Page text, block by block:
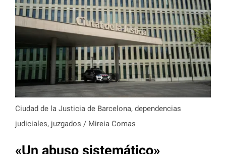
Ciudad de la Justicia de Barcelona, dependencias
judiciales, juzgados / Mireia Comas
«Un abuso sistemático»